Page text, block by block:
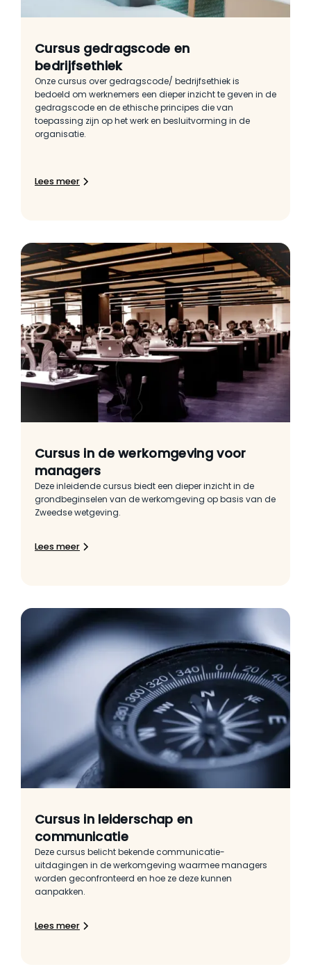
Cursus gedragscode en
bedrijfsethiek
Onze cursus over gedragscode/ bedrijfsethiek is
bedoeld om werknemers een dieper inzicht te geven in de
gedragscode en de ethische principes die van
toepassing zijn op het werk en besluitvorming in de
organisatie.
Lees meer
Cursus in de werkomgeving voor
managers
Deze inleidende cursus biedt een dieper inzicht in de
grondbeginselen van de werkomgeving op basis van de
Zweedse wetgeving.
Lees meer
Cursus in leiderschap en
communicatie
Deze cursus belicht bekende communicatie-
uitdagingen in de werkomgeving waarmee managers
worden geconfronteerd en hoe ze deze kunnen
aanpakken.
Lees meer